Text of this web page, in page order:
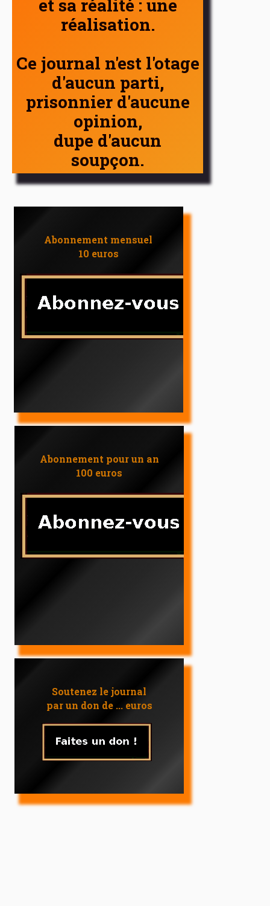
et sa réalité : une
réalisation.
Ce journal n'est l'otage
d'aucun parti,
prisonnier d'aucune
opinion,
dupe d'aucun
soupçon.
Abonnement mensuel
10 euros
Abonnement pour un an
100 euros
Soutenez le journal
par un don de ... euros